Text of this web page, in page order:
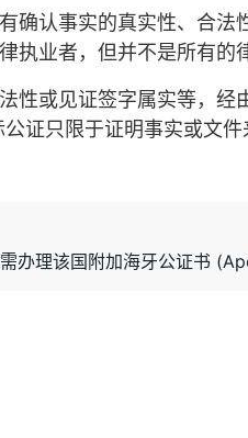
认事实的真实性、合
业者，但并不是所有的
性或见证签字属实等，
证只限于证明事实或文
理该国附加海牙公证书